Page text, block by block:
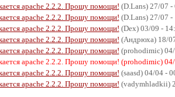
apache 2.2.2. Прошу помощи! (D.Lans) 27/07
apache 2.2.2. Прошу помощи! (D.Lans) 27/07
apache 2.2.2. Прошу помощи! (Dex) 03/09 -
apache 2.2.2. Прошу помощи! (Андрюха) 18/
apache 2.2.2. Прошу помощи! (prohodimic)
apache 2.2.2. Прошу помощи! (prohodimic)
apache 2.2.2. Прошу помощи! (saasd) 04/04 -
apache 2.2.2. Прошу помощи! (vadymhladkii)